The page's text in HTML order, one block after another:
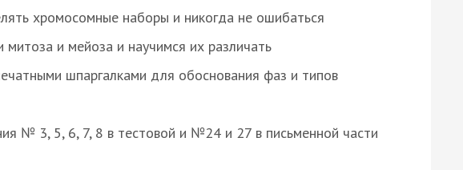
хромосомные наборы и никогда не ошибаться
и мейоза и научимся их различать
шпаргалками для обоснования фаз и типов
№ 3, 5, 6, 7, 8 в тестовой и №24 и 27 в письменной части